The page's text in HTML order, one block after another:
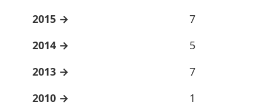
2015
7
2014
5
2013
7
2010
1